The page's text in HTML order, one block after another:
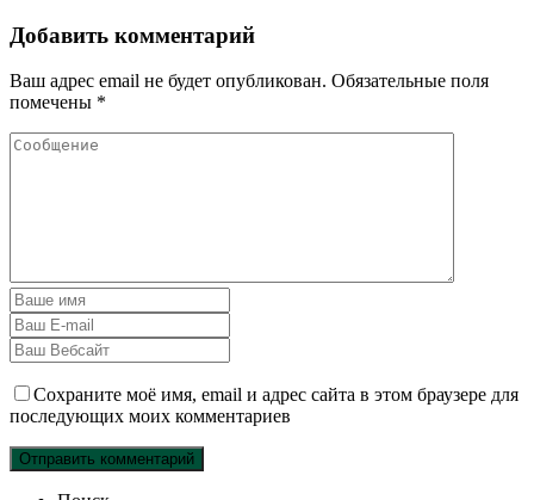
Добавить комментарий
Ваш адрес email не будет опубликован. Обязательные поля
помечены *
Сохраните моё имя, email и адрес сайта в этом браузере для
последующих моих комментариев